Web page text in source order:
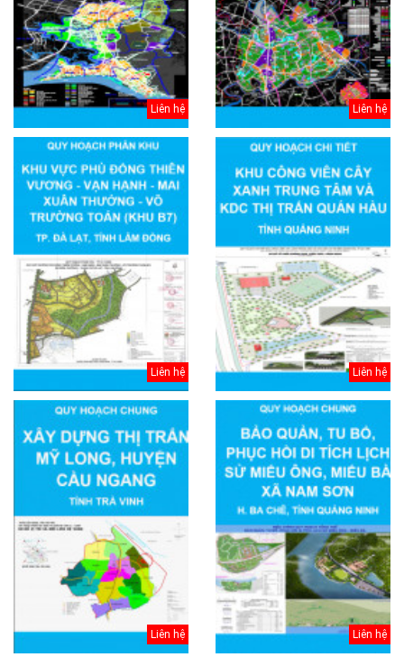
Liên hệ Liên hệ
Liên hệ Liên hệ
Liên hệ Liên hệ